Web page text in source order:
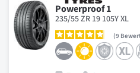
Powerproof 1
235/55 ZR 19 105Y XL
9